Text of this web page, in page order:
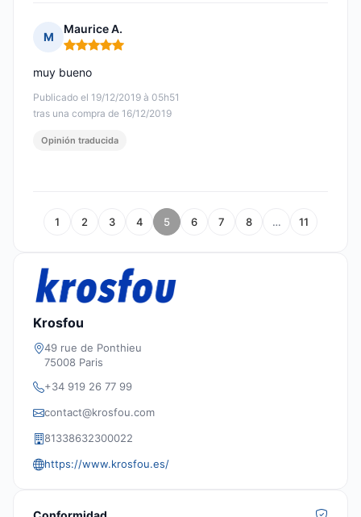
M
Maurice A.
Nota: 5 de 5
Publicado el 19/12/2019 à 05h51
tras una compra de 16/12/2019
muy bueno
Opinión traducida
1 2 3 4 5 6 7 8 … 11
Krosfou
49 rue de Ponthieu
75008 Paris
+34 919 26 77 99
contact@krosfou.com
81338632300022
https://www.krosfou.es/